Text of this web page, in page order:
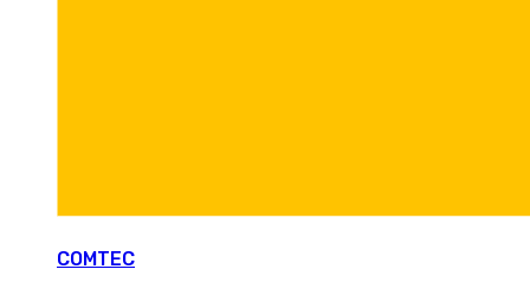
COMTEC